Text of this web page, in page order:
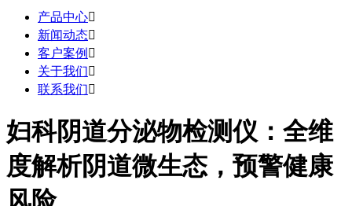
产品中心
新闻动态
客户案例 
关于我们
联系我们
妇科阴道分泌物检测仪：全维
度解析阴道微生态，预警健康